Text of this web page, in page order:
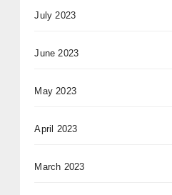
July 2023
June 2023
May 2023
April 2023
March 2023